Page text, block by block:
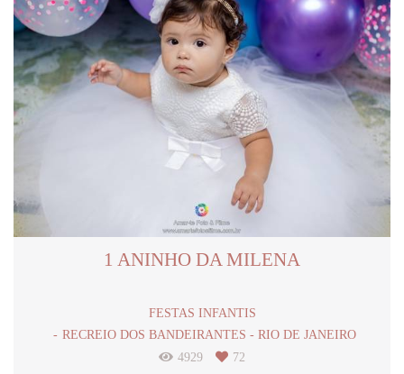
1 ANINHO DA MILENA
FESTAS INFANTIS
RECREIO DOS BANDEIRANTES - RIO DE JANEIRO
4929
72